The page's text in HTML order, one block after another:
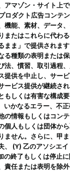
アマゾン・サイト上
ダクト広告コンテ
能、素材、データ
たはこれらに代わ
まま」で提供されま
種類の表明または
、慣習、取引過程
供を中止し、サー
ビス提供が継続さ
しくは有害な構成
かなるエラー、不
情報もしくはコン
個人もしくは団体か
ません。さらに、甲
(Y) 乙のアソシエ
終了もしくは停止
責任または表明を除